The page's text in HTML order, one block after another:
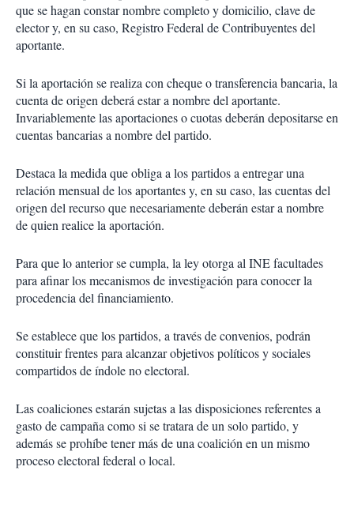
que se hagan constar nombre completo y domicilio, clave de
elector y, en su caso, Registro Federal de Contribuyentes del
aportante.
Si la aportación se realiza con cheque o transferencia bancaria, la
cuenta de origen deberá estar a nombre del aportante.
Invariablemente las aportaciones o cuotas deberán depositarse en
cuentas bancarias a nombre del partido.
Destaca la medida que obliga a los partidos a entregar una
relación mensual de los aportantes y, en su caso, las cuentas del
origen del recurso que necesariamente deberán estar a nombre
de quien realice la aportación.
Para que lo anterior se cumpla, la ley otorga al INE facultades
para afinar los mecanismos de investigación para conocer la
procedencia del financiamiento.
Se establece que los partidos, a través de convenios, podrán
constituir frentes para alcanzar objetivos políticos y sociales
compartidos de índole no electoral.
Las coaliciones estarán sujetas a las disposiciones referentes a
gasto de campaña como si se tratara de un solo partido, y
además se prohíbe tener más de una coalición en un mismo
proceso electoral federal o local.